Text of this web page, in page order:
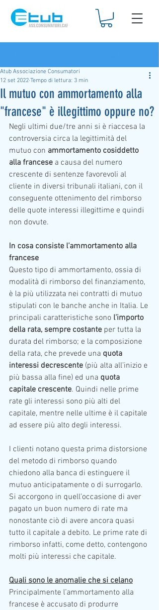
Il mutuo con ammortamento alla
"francese" è illegittimo oppure no?
Atub Associazione Consumatori
12 set 2022 Tempo di lettura: 3 min
Negli ultimi due/tre anni si è riaccesa la
controversia circa la legittimità del
mutuo con ammortamento cosiddetto
alla francese a causa del numero
crescente di sentenze favorevoli al
cliente in diversi tribunali italiani, con il
conseguente ottenimento del rimborso
delle quote interessi illegittime e quindi
non dovute.
In cosa consiste l’ammortamento alla
francese
Questo tipo di ammortamento, ossia di
modalità di rimborso del finanziamento,
è la più utilizzata nei contratti di mutuo
stipulati con le banche anche in Italia. Le
principali caratteristiche sono l’importo
della rata, sempre costante per tutta la
durata del rimborso; e la composizione
della rata, che prevede una quota
interessi decrescente (più alta all’inizio e
più bassa alla fine) ed una quota
capitale crescente. Quindi nelle prime
rate gli interessi sono più alti del
capitale, mentre nelle ultime è il capitale
ad essere più alto degli interessi.
I clienti notano questa prima distorsione
del metodo di rimborso quando
chiedono alla banca di estinguere il
mutuo anticipatamente o di surrogarlo.
Si accorgono in quell’occasione di aver
pagato un buon numero di rate ma
nonostante ciò di avere ancora quasi
tutto il capitale a debito. Le prime rate di
rimborso infatti, come detto, contengono
molti più interessi che capitale.
Quali sono le anomalie che si celano
Principalmente l’ammortamento alla
francese è accusato di produrre